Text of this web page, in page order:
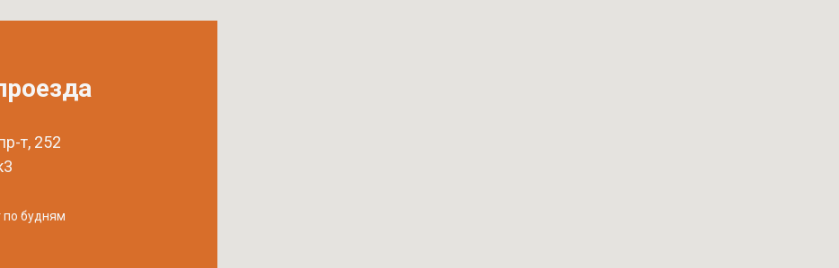
т, 252
по будням